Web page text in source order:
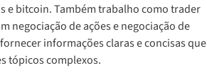
e bitcoin. Também trabalho como trader
negociação de ações e negociação de
informações claras e concisas que
tópicos complexos.